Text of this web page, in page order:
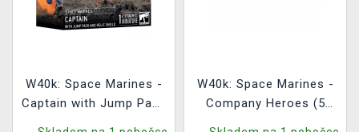
W40k: Space Marines -
Captain with Jump Pack
W40k: Space Marines -
Company Heroes (5